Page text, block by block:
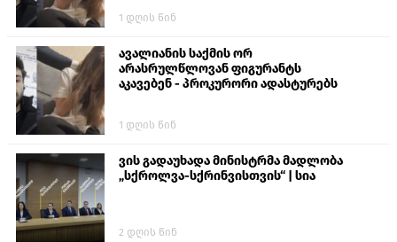
თავს დასხმოდა გიგა ავალიანს“
1 დღის წინ
ავალიანის საქმის ორ
არასრულწლოვან ფიგურანტს
აკავებენ - პროკურორი ადასტურებს
1 დღის წინ
ვის გადაუხადა მინისტრმა მადლობა
„სქროლვა-სქრინვისთვის“ | სია
2 დღის წინ